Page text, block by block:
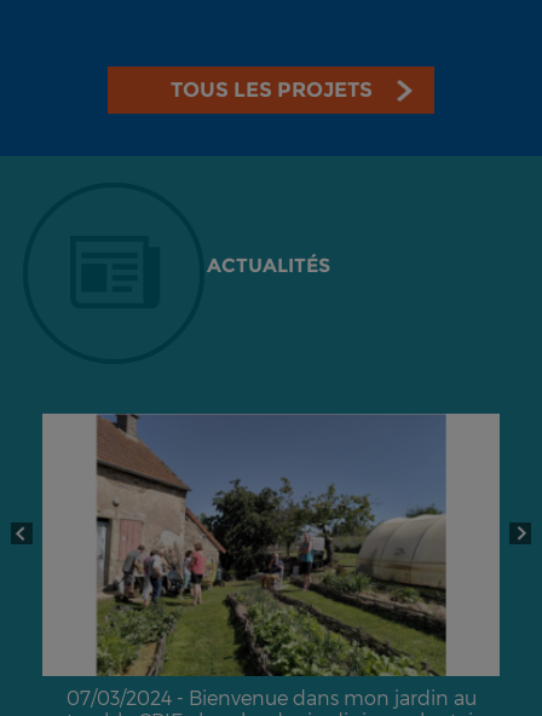
TOUS LES PROJETS
ACTUALITÉS
07/03/2024 - Bienvenue dans mon jardin au